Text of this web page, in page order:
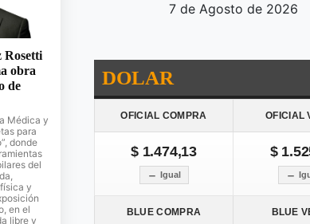
Rosetti
obra
de
Médica y
para
donde
del
y
en el
libre y
7 de Agosto de 2026
DOLAR
OFICIAL COMPRA OFICIAL
$ 1.474,13
Igual
$
BLUE COMPRA BLUE